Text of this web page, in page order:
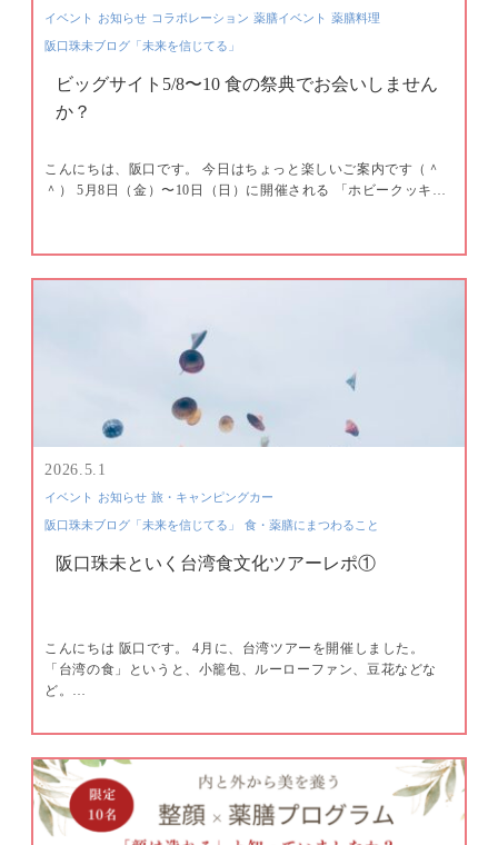
イベント お知らせ コラボレーション 薬膳イベント 薬膳料理
阪口珠未ブログ「未来を信じてる」
ビッグサイト5/8〜10 食の祭典でお会いしません
か？
こんにちは、阪口です。 今日はちょっと楽しいご案内です（＾
＾） 5月8日（金）〜10日（日）に開催される 「ホビークッキ…
2026.5.1
イベント お知らせ 旅・キャンピングカー
阪口珠未ブログ「未来を信じてる」 食・薬膳にまつわること
阪口珠未といく台湾食文化ツアーレポ①
こんにちは 阪口です。 4月に、台湾ツアーを開催しました。
「台湾の食」というと、小籠包、ルーローファン、豆花などな
ど。…